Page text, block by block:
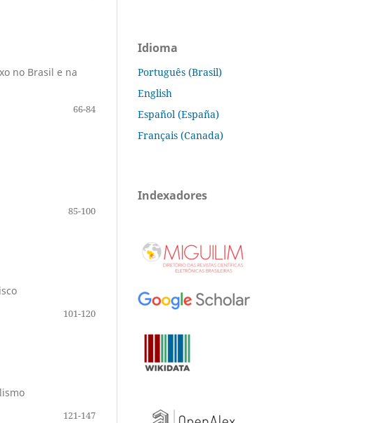
no Brasil e na
66-84
85-100
101-120
121-147
Idioma
Português (Brasil)
English
Español (España)
Français (Canada)
Indexadores